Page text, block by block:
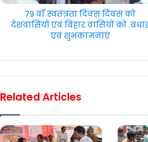
79 वाँ स्वतंत्रता दिवस दिवस को
देशवासियों एवं बिहार वासियों को
एवं शुभकामनाएं
Related Articles